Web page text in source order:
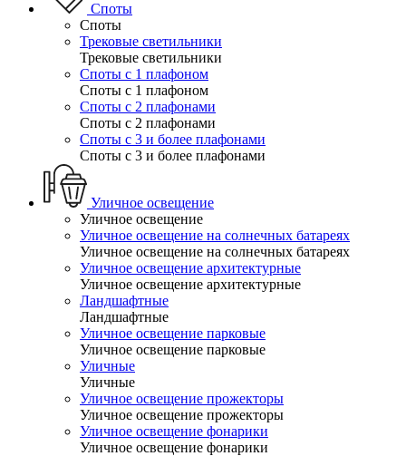
Споты
Споты
Трековые светильники
Трековые светильники
Споты с 1 плафоном
Споты с 1 плафоном
Споты с 2 плафонами
Споты с 2 плафонами
Споты с 3 и более плафонами
Споты с 3 и более плафонами
Уличное освещение
Уличное освещение
Уличное освещение на солнечных батареях
Уличное освещение на солнечных батареях
Уличное освещение архитектурные
Уличное освещение архитектурные
Ландшафтные
Ландшафтные
Уличное освещение парковые
Уличное освещение парковые
Уличные
Уличные
Уличное освещение прожекторы
Уличное освещение прожекторы
Уличное освещение фонарики
Уличное освещение фонарики